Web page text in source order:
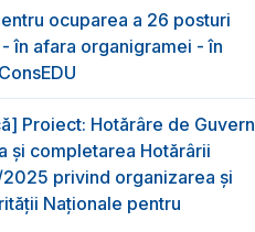
ocuparea a 26 posturi
în afara organigramei - în
Proiect: Hotărâre de Guvern
și completarea Hotărârii
2025 privind organizarea şi
Naţionale pentru